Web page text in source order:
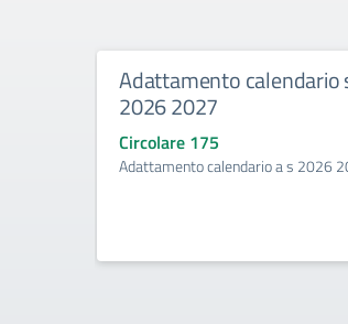
Adattamento calendario
2026 2027
Circolare 175
Adattamento calendario a s 2026